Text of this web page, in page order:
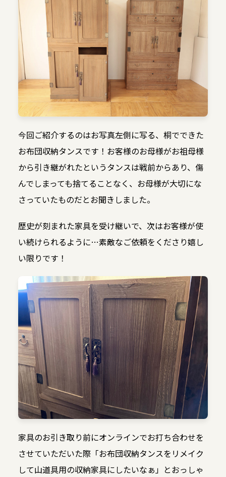
今回ご紹介するのはお写真左側に写る、桐でできた
お布団収納タンスです！お客様のお母様がお祖母様
から引き継がれたというタンスは戦前からあり、傷
んでしまっても捨てることなく、お母様が大切にな
さっていたものだとお聞きしました。
歴史が刻まれた家具を受け継いで、次はお客様が使
い続けられるように…素敵なご依頼をくださり嬉し
い限りです！
家具のお引き取り前にオンラインでお打ち合わせを
させていただいた際「お布団収納タンスをリメイク
して山道具用の収納家具にしたいなぁ」とおっしゃ